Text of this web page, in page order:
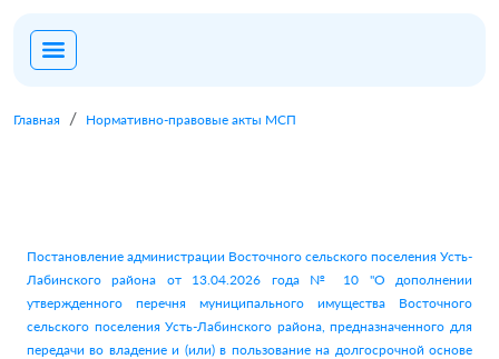
Главная Нормативно-правовые акты МСП
Постановление администрации Восточного сельского поселения Усть-
Лабинского района от 13.04.2026 года № 10 "О дополнении
утвержденного перечня муниципального имущества Восточного
сельского поселения Усть-Лабинского района, предназначенного для
передачи во владение и (или) в пользование на долгосрочной основе